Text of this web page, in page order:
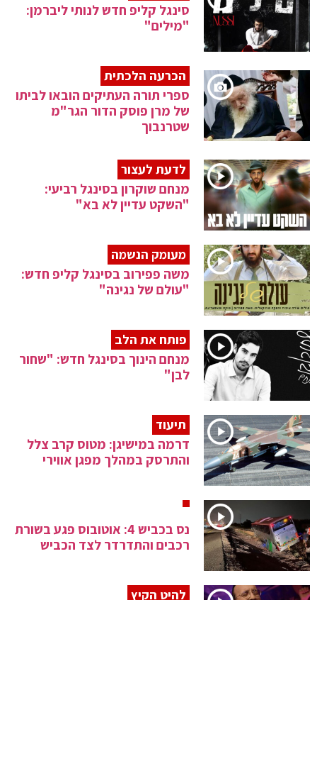
סינגל קליפ חדש לנותי ליברמן:
"מילים"
הכרעה הלכתית
ספרי תורה העתיקים הובאו לביתו
של מרן פוסק הדור הגר"מ
שטרנבוך
לדעת לעצור
מנחם שוקרון בסינגל רביעי:
"השקט עדיין לא בא"
מעומק הנשמה
משה פפירוב בסינגל קליפ חדש:
"עולם של נגינה"
פותח את הלב
מנחם הינוך בסינגל חדש: "שחור
לבן"
תיעוד
דרמה במישיגן: מטוס קרב צלל
והתרסק במהלך מפגן אווירי
נס בכביש 4: אוטובוס פגע בשורת
רכבים והתדרדר לצד הכביש
להיט הקיץ